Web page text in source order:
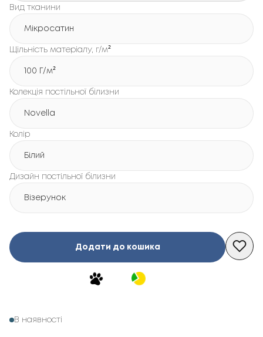
Вид тканини
Мікросатин
Щільність матеріалу, г/м²
100 Г/м²
Колекція постільної білизни
Novella
Колір
Білий
Дизайн постільної білизни
Візерунок
Додати до кошика
В наявності